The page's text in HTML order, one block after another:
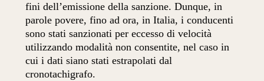
fini dell’emissione della sanzione. Dunque, in
parole povere, fino ad ora, in Italia, i conducenti
sono stati sanzionati per eccesso di velocità
utilizzando modalità non consentite, nel caso in
cui i dati siano stati estrapolati dal
cronotachigrafo.